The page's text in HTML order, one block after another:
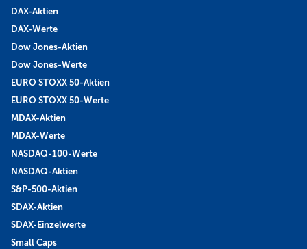
DAX-Aktien
DAX-Werte
Dow Jones-Aktien
Dow Jones-Werte
EURO STOXX 50-Aktien
EURO STOXX 50-Werte
MDAX-Aktien
MDAX-Werte
NASDAQ-100-Werte
NASDAQ-Aktien
S&P-500-Aktien
SDAX-Aktien
SDAX-Einzelwerte
Small Caps